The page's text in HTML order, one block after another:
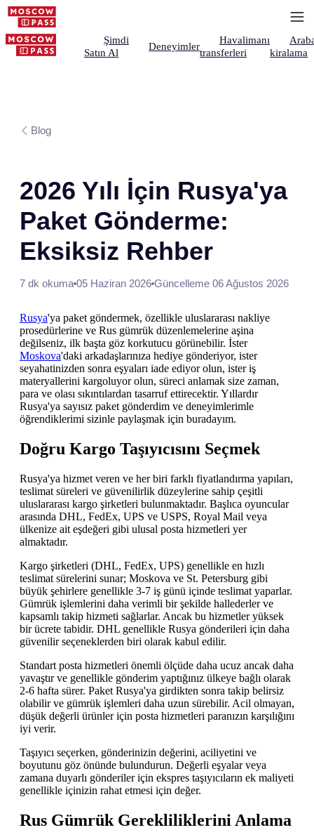
Şimdi
Satın Al
Deneyimler
Havalimanı
transferleri
kiralama
Blog
2026 Yılı İçin Rusya'ya
Paket Gönderme:
Eksiksiz Rehber
7 dk okuma 05 Haziran 2026 Güncelleme 06 Ağustos 2026
Rusya'ya paket göndermek, özellikle uluslararası nakliye
prosedürlerine ve Rus gümrük düzenlemelerine aşina
değilseniz, ilk başta göz korkutucu görünebilir. İster
Moskova'daki arkadaşlarınıza hediye gönderiyor, ister
seyahatinizden sonra eşyaları iade ediyor olun, ister iş
materyallerini kargoluyor olun, süreci anlamak size zaman,
para ve olası sıkıntılardan tasarruf ettirecektir. Yıllardır
Rusya'ya sayısız paket gönderdim ve deneyimlerimle
öğrendiklerimi sizinle paylaşmak için buradayım.
Doğru Kargo Taşıyıcısını Seçmek
Rusya'ya hizmet veren ve her biri farklı fiyatlandırma yapıları,
teslimat süreleri ve güvenilirlik düzeylerine sahip çeşitli
uluslararası kargo şirketleri bulunmaktadır. Başlıca oyuncular
arasında DHL, FedEx, UPS ve USPS, Royal Mail veya
ülkenize ait eşdeğeri gibi ulusal posta hizmetleri yer
almaktadır.
Kargo şirketleri (DHL, FedEx, UPS) genellikle en hızlı
teslimat sürelerini sunar; Moskova ve St. Petersburg gibi
büyük şehirlere genellikle 3-7 iş günü içinde teslimat yaparlar.
Gümrük işlemlerini daha verimli bir şekilde hallederler ve
kapsamlı takip hizmeti sağlarlar. Ancak bu hizmetler yüksek
bir ücrete tabidir. DHL genellikle Rusya gönderileri için daha
güvenilir seçeneklerden biri olarak kabul edilir.
Standart posta hizmetleri önemli ölçüde daha ucuz ancak daha
yavaştır ve genellikle gönderim yaptığınız ülkeye bağlı olarak
2-6 hafta sürer. Paket Rusya'ya girdikten sonra takip belirsiz
olabilir ve gümrük işlemleri daha uzun sürebilir. Acil olmayan,
düşük değerli ürünler için posta hizmetleri paranızın karşılığını
iyi verir.
Taşıyıcı seçerken, gönderinizin değerini, aciliyetini ve
boyutunu göz önünde bulundurun. Değerli eşyalar veya
zamana duyarlı gönderiler için ekspres taşıyıcıların ek maliyeti
genellikle içinizin rahat etmesi için değer.
Rus Gümrük Gerekliliklerini Anlama